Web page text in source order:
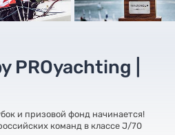
PROyachting |
и призовой фонд начинается!
команд в классе J/70